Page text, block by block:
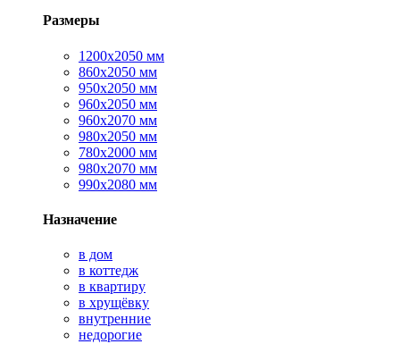
Размеры
1200х2050 мм
860х2050 мм
950х2050 мм
960х2050 мм
960х2070 мм
980х2050 мм
780х2000 мм
980х2070 мм
990х2080 мм
Назначение
в дом
в коттедж
в квартиру
в хрущёвку
внутренние
недорогие